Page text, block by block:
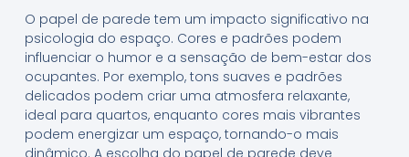
O papel de parede tem um impacto significativo na
psicologia do espaço. Cores e padrões podem
influenciar o humor e a sensação de bem-estar dos
ocupantes. Por exemplo, tons suaves e padrões
delicados podem criar uma atmosfera relaxante,
ideal para quartos, enquanto cores mais vibrantes
podem energizar um espaço, tornando-o mais